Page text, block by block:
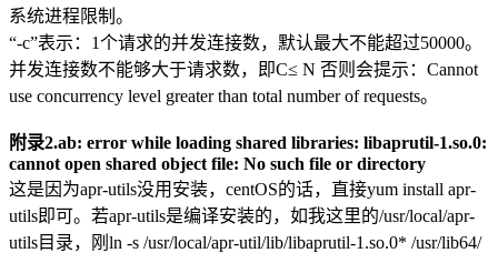
系统进程限制。
“-c”表示：1个请求的并发连接数，默认最大不能超过50000。
并发连接数不能够大于请求数，即C≤ N 否则会提示：Cannot
use concurrency level greater than total number of requests。
附录2.ab: error while loading shared libraries: libaprutil-1.so.0:
cannot open shared object file: No such file or directory
这是因为apr-utils没用安装，centOS的话，直接yum install apr-
utils即可。若apr-utils是编译安装的，如我这里的/usr/local/apr-
utils目录，刚ln -s /usr/local/apr-util/lib/libaprutil-1.so.0* /usr/lib64/